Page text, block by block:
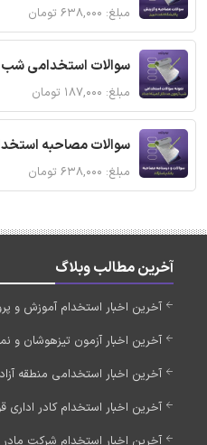
مبلغ: ۶۳۸,۰۰۰ تومان
سوالات استخدامی شب
مبلغ: ۱۸۷,۰۰۰ تومان
سوالات مصاحبه
مبلغ: ۶۳۸,۰۰۰ تومان
آخرین مطالب وبلاگ
آخرین اخبار استخدام آموزش و پرورش 1405
آخرین اخبار آزمون تیزهوشان و
آخرین اخبار استخدامی منطقه آزاد
آخرین اخبار استخدام کادر اداری قوه قضاییه
آخرین اخبار استخدام شرکت مادر تخصصی